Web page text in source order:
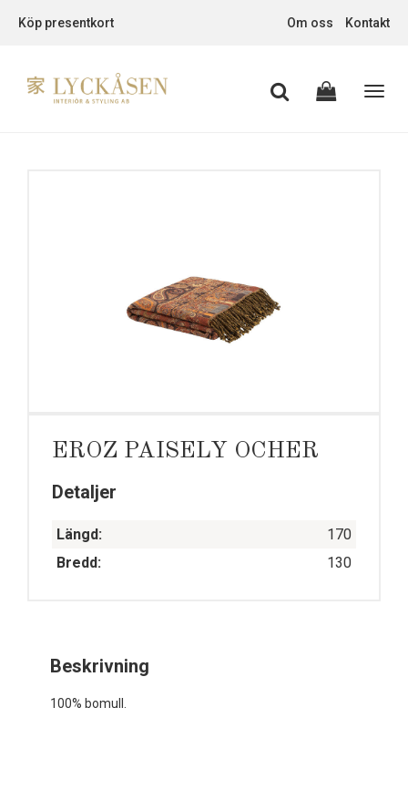
Köp presentkort Om oss Kontakt
EROZ PAISELY OCHER
Detaljer
Längd:
170
Bredd:
130
Beskrivning
100% bomull.